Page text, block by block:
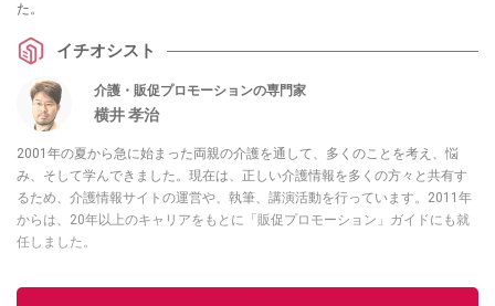
た。
イチオシスト
介護・販促プロモーションの専門家
横井 孝治
2001年の夏から急に始まった両親の介護を通して、多くのことを考え、悩
み、そして学んできました。現在は、正しい介護情報を多くの方々と共有す
るため、介護情報サイトの運営や、執筆、講演活動を行っています。2011年
からは、20年以上のキャリアをもとに「販促プロモーション」ガイドにも就
任しました。